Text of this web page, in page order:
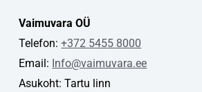
Vaimuvara OÜ
Telefon:+372 5455 8000
Email: Info@vaimuvara.ee
Asukoht: Tartu linn